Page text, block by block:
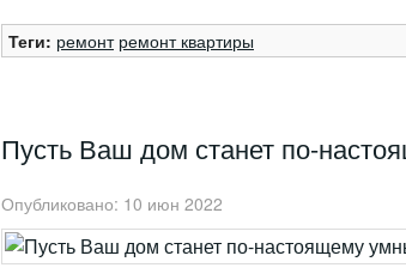
Теги: ремонт ремонт квартиры
Пусть Ваш дом станет по-
Опубликовано: 10 июн 2022